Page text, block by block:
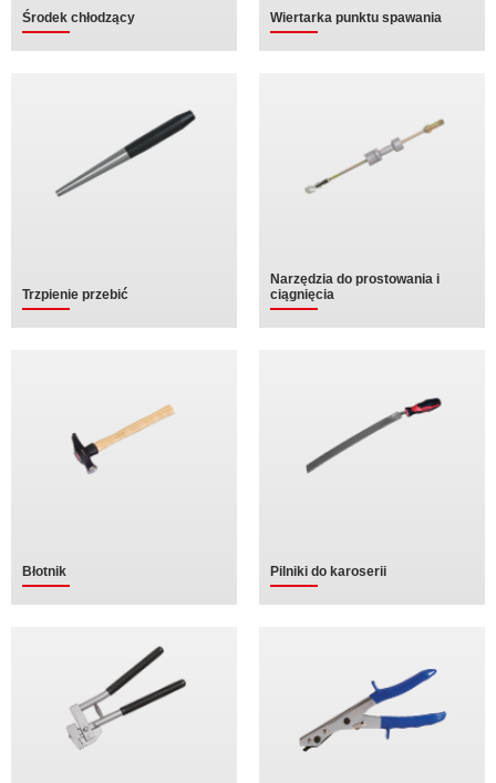
Środek chłodzący Wiertarka punktu spawania
Trzpienie przebić
Narzędzia do prostowania i
ciągnięcia
Błotnik Pilniki do karoserii